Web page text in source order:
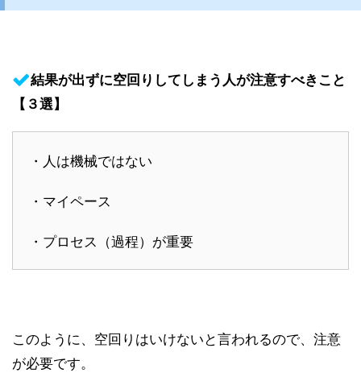
結果が出ずに空回りしてしまう人が注意すべきこと
【３選】
・人は機械ではない
・マイペース
・プロセス（過程）が重要
このように、空回りはいけないと言われるので、注意
が必要です。